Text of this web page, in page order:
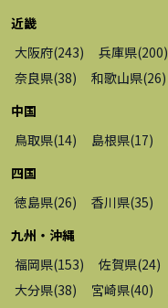
近畿
大阪府(243) 兵庫県(200)
奈良県(38) 和歌山県(26)
中国
鳥取県(14) 島根県(17)
四国
徳島県(26) 香川県(35)
九州・沖縄
福岡県(153) 佐賀県(24)
大分県(38) 宮崎県(40)